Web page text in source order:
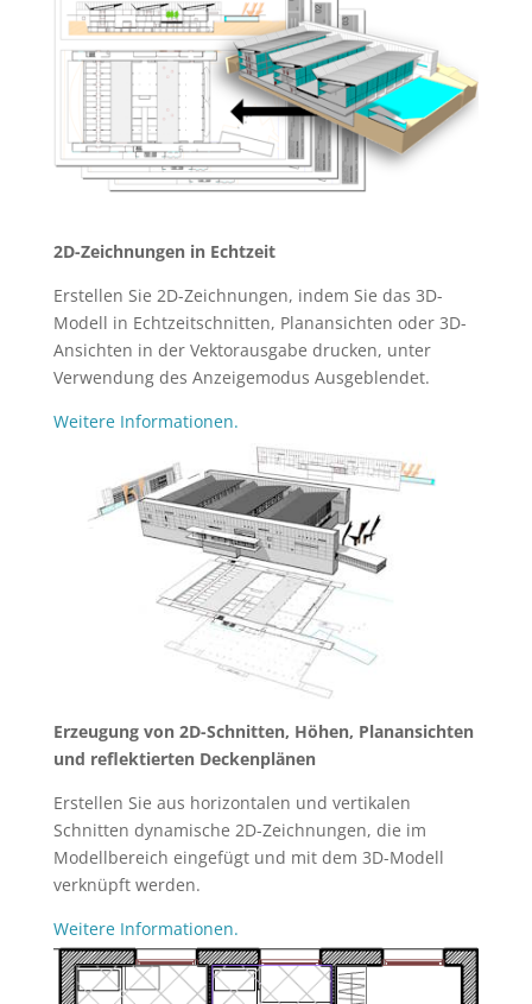
2D-Zeichnungen in Echtzeit
Erstellen Sie 2D-Zeichnungen, indem Sie das 3D-
Modell in Echtzeitschnitten, Planansichten oder 3D-
Ansichten in der Vektorausgabe drucken, unter
Verwendung des Anzeigemodus Ausgeblendet.
Weitere Informationen.
Erzeugung von 2D-Schnitten, Höhen, Planansichten
und reflektierten Deckenplänen
Erstellen Sie aus horizontalen und vertikalen
Schnitten dynamische 2D-Zeichnungen, die im
Modellbereich eingefügt und mit dem 3D-Modell
verknüpft werden.
Weitere Informationen.